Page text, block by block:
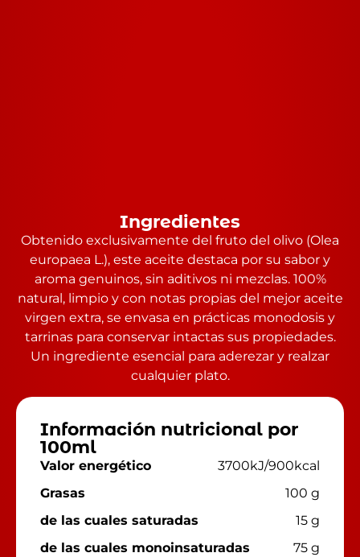
Ingredientes
Obtenido exclusivamente del fruto del olivo (Olea
europaea L.), este aceite destaca por su sabor y
aroma genuinos, sin aditivos ni mezclas. 100%
natural, limpio y con notas propias del mejor aceite
virgen extra, se envasa en prácticas monodosis y
tarrinas para conservar intactas sus propiedades.
Un ingrediente esencial para aderezar y realzar
cualquier plato.
Información nutricional por
100ml
Valor energético
3700kJ/900kcal
Grasas
100 g
de las cuales saturadas
15 g
de las cuales monoinsaturadas
75 g